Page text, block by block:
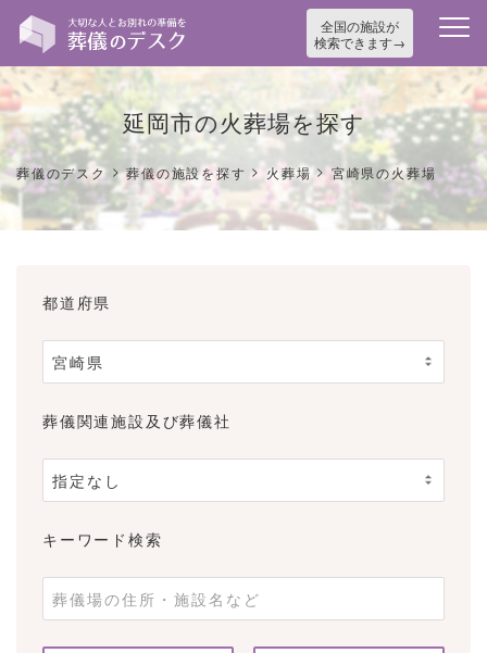
全国の施設が
検索できます
延岡市の火葬場を探す
葬儀のデスク >葬儀の施設を探す > 火葬場>宮崎県の火葬場
都道府県
葬儀関連施設及び葬儀社
キーワード検索